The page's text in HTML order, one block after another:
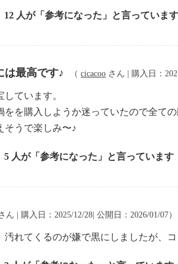
12 人が「参考になった」と言っています
は最高です♪ （ cicacoo さん | 購入日：
ています。
を購入しようか迷っていたので全て
そうで楽しみ〜♪
5 人が「参考になった」と言っています
ん | 購入日：2025/12/28| 公開日：2026/01/07）
れてくるのが嫌で黒にしましたが、